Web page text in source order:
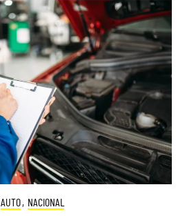
AUTO, NACIONAL